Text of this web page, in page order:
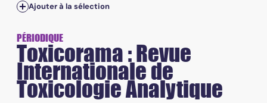
Ajouter à la sélection
PÉRIODIQUE
Toxicorama : Revue
Internationale de
Toxicologie Analytique